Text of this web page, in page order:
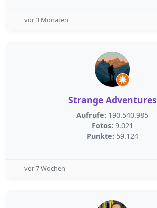
vor 3 Monaten
Strange Adventures
Aufrufe: 190.540.985
Fotos: 9.021
Punkte: 59.124
vor 7 Wochen